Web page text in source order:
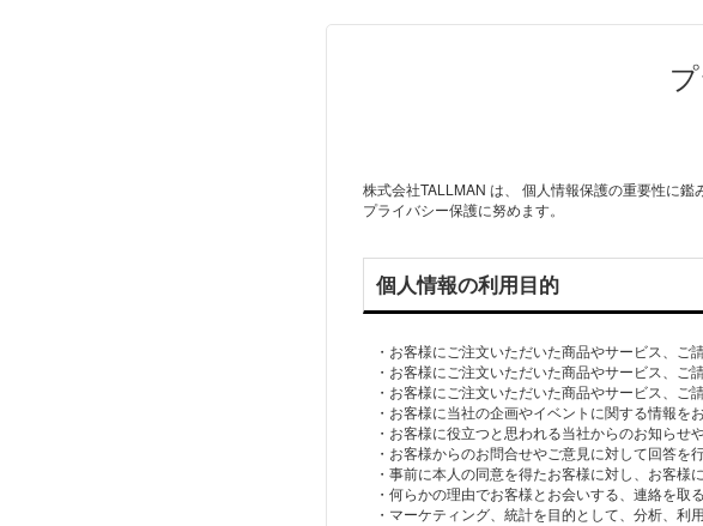
株式会社TALLMAN は、 個人情報保護の重要性に
プライバシー保護に努めます。
個人情報の利用目的
・お客様にご注文いただいた商品やサービス、ご
・お客様にご注文いただいた商品やサービス、
・お客様にご注文いただいた商品やサービス、
・お客様に当社の企画やイベントに関する情報を
・お客様に役立つと思われる当社からのお知らせ
・お客様からのお問合せやご意見に対して回答を
・事前に本人の同意を得たお客様に対し、お客
・何らかの理由でお客様とお会いする、連絡を取
・マーケティング、統計を目的として、分析、利